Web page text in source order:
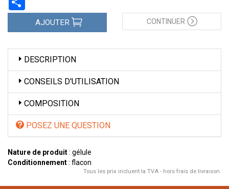
AJOUTER CONTINUER
DESCRIPTION
CONSEILS D'UTILISATION
COMPOSITION
POSEZ UNE QUESTION
Nature de produit: gélule
Conditionnement: flacon
Tous les prix incluent la TVA - hors frais de livraison.